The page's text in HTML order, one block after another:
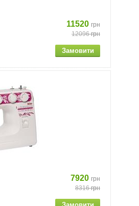
11520 грн
12096грн
7920 грн
8316грн